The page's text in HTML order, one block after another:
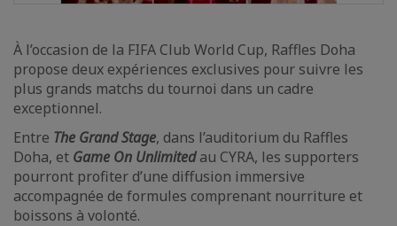
À l’occasion de la FIFA Club World Cup, Raffles Doha
propose deux expériences exclusives pour suivre les
plus grands matchs du tournoi dans un cadre
exceptionnel.
Entre The Grand Stage, dans l’auditorium du Raffles
Doha, et Game On Unlimitedau CYRA, les supporters
pourront profiter d’une diffusion immersive
accompagnée de formules comprenant nourriture et
boissons à volonté.